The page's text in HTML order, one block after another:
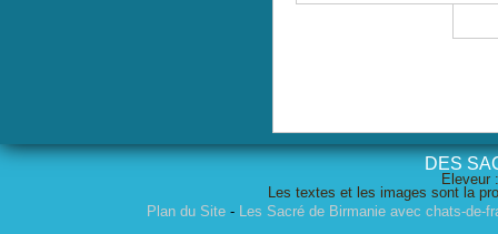
DES
Eleveur:
Les textes et les images sont la
Plan du Site- Les Sacré de Birmanie avec chats-de-